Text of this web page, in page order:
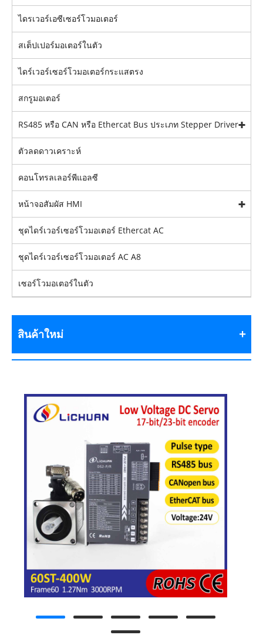
ไดรเวอร์เอซีเซอร์โวมอเตอร์
สเต็ปเปอร์มอเตอร์ในตัว
ไดร์เวอร์เซอร์โวมอเตอร์กระแสตรง
สกรูมอเตอร์
RS485 หรือ CAN หรือ Ethercat Bus ประเภท Stepper Driver
ตัวลดดาวเคราะห์
คอนโทรลเลอร์พีแอลซี
หน้าจอสัมผัส HMI
ชุดไดร์เวอร์เซอร์โวมอเตอร์ Ethercat AC
ชุดไดร์เวอร์เซอร์โวมอเตอร์ AC A8
เซอร์โวมอเตอร์ในตัว
สินค้าใหม่